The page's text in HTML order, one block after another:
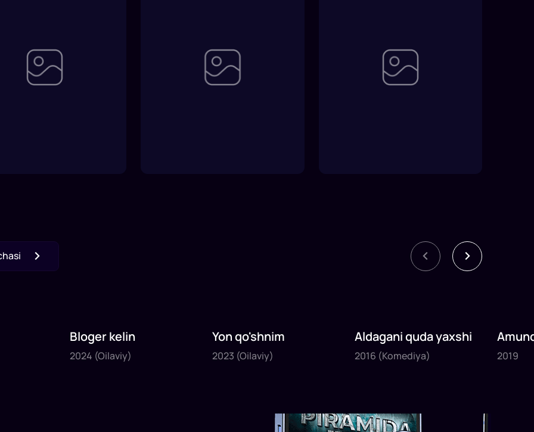
2024
1x35daq.
Bloger kelin
2024 (Oilaviy)
2023
1x40daq.
Yon qo'shnim
2023 (Oilaviy)
2016
1x82daq.
Aldagani quda yaxshi
2016 (Komediya)
2019
1x120
2019